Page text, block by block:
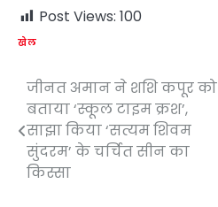
Post Views: 100
खेल
Post
navigation
जीनत अमान ने शशि कपूर को
बताया ‘स्कूल टाइम क्रश’,
साझा किया ‘सत्यम शिवम
सुंदरम’ के चर्चित सीन का
किस्सा